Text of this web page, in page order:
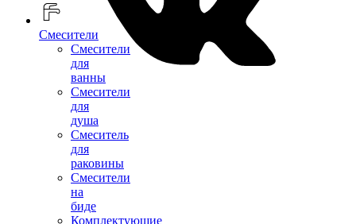
Смесители
Смесители
для
ванны
Смесители
для
душа
Смеситель
для
раковины
Смесители
на
биде
Комплектующие